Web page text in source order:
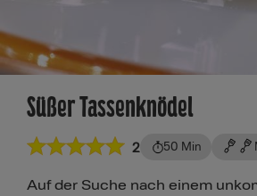
Süßer Tassenknödel
2 50 Min
Auf der Suche nach einem